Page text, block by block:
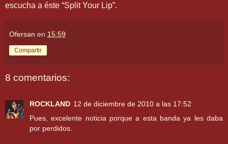
escucha a éste “Split Your Lip”.
Ofersan en 15:59
Compartir
8 comentarios:
ROCKLAND 12 de diciembre de 2010 a las 17:52
Pues, excelente noticia porque a esta banda ya les daba
por perdidos.